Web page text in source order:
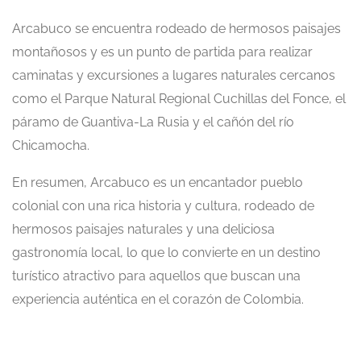
Arcabuco se encuentra rodeado de hermosos paisajes
montañosos y es un punto de partida para realizar
caminatas y excursiones a lugares naturales cercanos
como el Parque Natural Regional Cuchillas del Fonce, el
páramo de Guantiva-La Rusia y el cañón del río
Chicamocha.
En resumen, Arcabuco es un encantador pueblo
colonial con una rica historia y cultura, rodeado de
hermosos paisajes naturales y una deliciosa
gastronomía local, lo que lo convierte en un destino
turístico atractivo para aquellos que buscan una
experiencia auténtica en el corazón de Colombia.